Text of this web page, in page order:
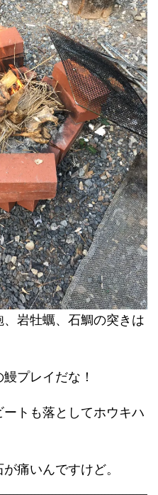
岩牡蠣、石鯛の突きは
プレイだな！
トも落としてホウキハ
痛いんですけど。